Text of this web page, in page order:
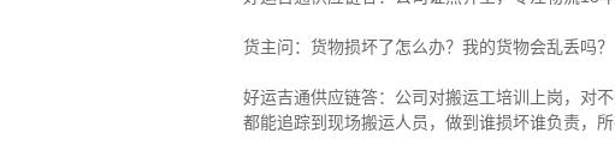
货主问：货物损坏了怎么办？我的货物会乱丢吗？
好运吉通供应链答：公司对搬运工培训上岗，对
都能追踪到现场搬运人员，做到谁损坏谁负责，